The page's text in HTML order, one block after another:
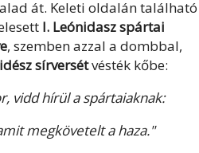
át. Keleti oldalán található
I. Leónidasz spártai
, szemben azzal a dombbal,
sírversétvésték kőbe:
vidd hírül a spártaiaknak:
megkövetelt a haza."